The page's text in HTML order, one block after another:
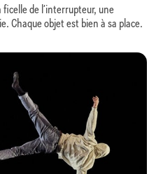
de l’interrupteur, une
Chaque objet est bien à sa place.
un peu. Sur sa chaise, sous
lumière s’éteint l’espace d’un
lui a donnée. Il ignore que la
de manipulations décalées
durées de la lumière.
restent toujours des
se dissipent peu à peu, la